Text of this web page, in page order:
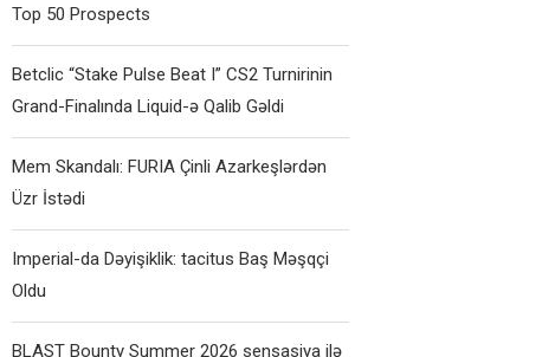
Top 50 Prospects
Betclic “Stake Pulse Beat I” CS2 Turnirinin
Grand-Finalında Liquid-ə Qalib Gəldi
Mem Skandalı: FURIA Çinli Azarkeşlərdən
Üzr İstədi
Imperial-da Dəyişiklik: tacitus Baş Məşqçi
Oldu
BLAST Bounty Summer 2026 sensasiya ilə